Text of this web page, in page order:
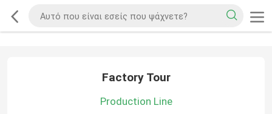
Factory Tour
Production Line